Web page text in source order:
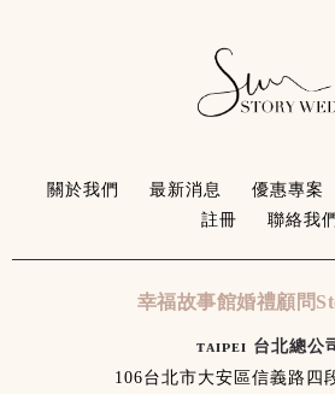
關於我們 最新消息 優惠專案
註冊
聯絡我們
幸福故事館婚禮顧問
ᴛᴀɪᴘᴇɪ 台北總公
106台北市大安區信義路四